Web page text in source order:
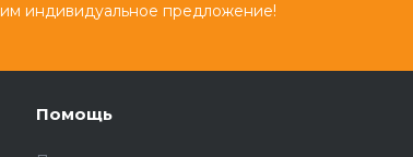
индивидуальное предложение!
Помощь